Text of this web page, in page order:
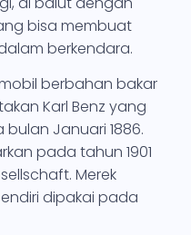
bisa membuat
berkendara.
berbahan bakar
Karl Benz yang
Januari 1886.
pada tahun 1901
Merek
dipakai pada